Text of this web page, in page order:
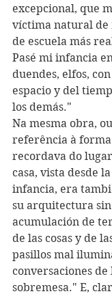
excepcional, que
víctima natural de
de escuela más
Pasé mi infancia
duendes, elfos,
espacio y del
los demás."
Na mesma obra,
referência à forma
recordava do
casa, vista desde
infancia, era
su arquitectura
acumulación de
de las cosas y de
pasillos mal
conversaciones de
sobremesa." E,